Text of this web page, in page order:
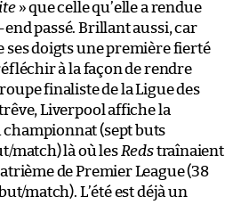
» que celle qu’elle a rendue
passé. Brillant aussi, car
ses doigts une première fierté
à la façon de rendre
finaliste de la Ligue des
Liverpool affiche la
(sept buts
match) là où les Redstraînaient
de Premier League (38
match). L’été est déjà un